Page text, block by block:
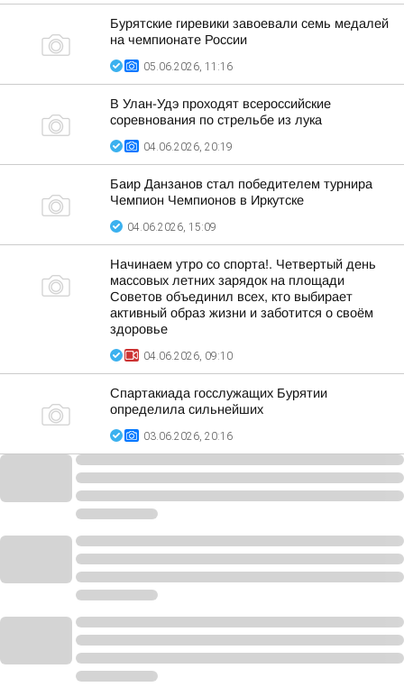
Бурятские гиревики завоевали семь медалей
на чемпионате России
05.06.2026, 11:16
В Улан-Удэ проходят всероссийские
соревнования по стрельбе из лука
04.06.2026, 20:19
Баир Данзанов стал победителем турнира
Чемпион Чемпионов в Иркутске
04.06.2026, 15:09
Начинаем утро со спорта!. Четвертый день
массовых летних зарядок на площади
Советов объединил всех, кто выбирает
активный образ жизни и заботится о своём
здоровье
04.06.2026, 09:10
Спартакиада госслужащих Бурятии
определила сильнейших
03.06.2026, 20:16